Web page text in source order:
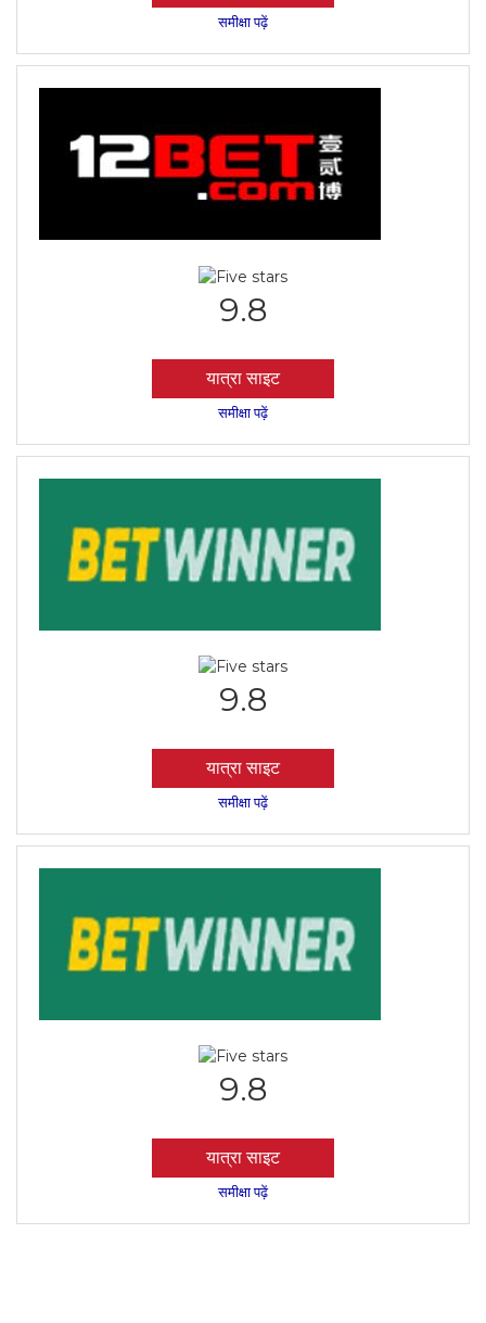
समीक्षा पढ़ें
9.8
यात्रा साइट
समीक्षा पढ़ें
9.8
यात्रा साइट
समीक्षा पढ़ें
9.8
यात्रा साइट
समीक्षा पढ़ें